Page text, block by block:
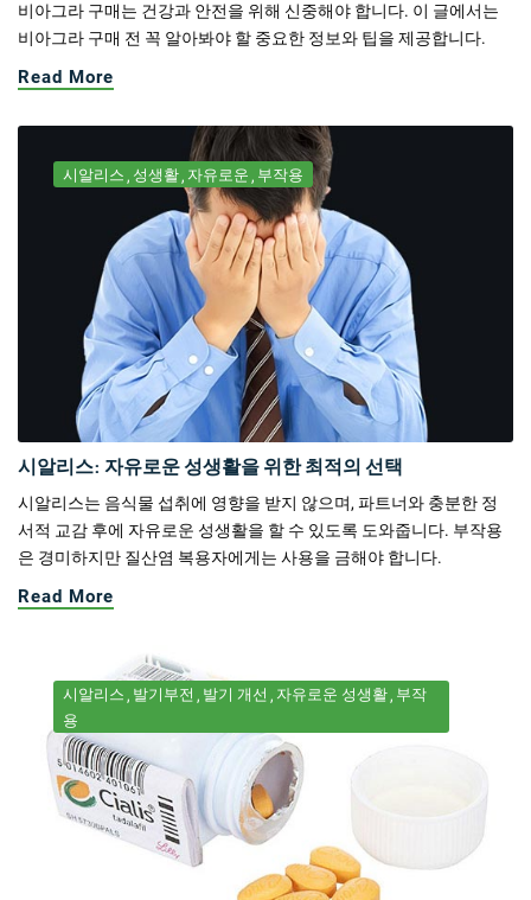
비아그라 구매는 건강과 안전을 위해 신중해야 합니다. 이 글에서는
비아그라 구매 전 꼭 알아봐야 할 중요한 정보와 팁을 제공합니다.
Read More
시알리스 성생활 자유로운 부작용
시알리스: 자유로운 성생활을 위한 최적의 선택
시알리스는 음식물 섭취에 영향을 받지 않으며, 파트너와 충분한 정
서적 교감 후에 자유로운 성생활을 할 수 있도록 도와줍니다. 부작용
은 경미하지만 질산염 복용자에게는 사용을 금해야 합니다.
Read More
시알리스 발기부전 발기 개선 자유로운 성생활 부작
용